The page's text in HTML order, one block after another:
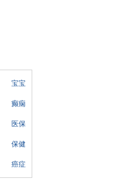
宝宝
癫痫
医保
保健
癌症